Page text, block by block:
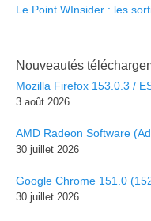
Le Point WInsider : les
Nouveautés
Mozilla Firefox 153.0.3 /
3 août 2026
AMD Radeon Software
30 juillet 2026
Google Chrome 151.0
30 juillet 2026